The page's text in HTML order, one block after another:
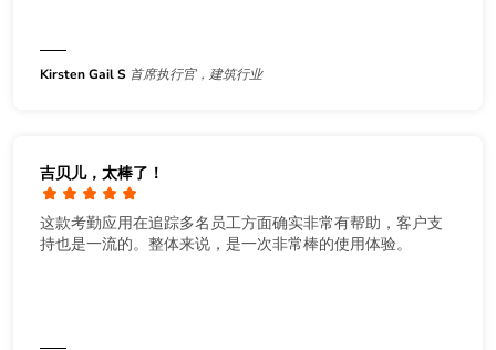
Kirsten Gail S 首席执行官，建筑行业
吉贝儿，太棒了！
这款考勤应用在追踪多名员工方面确实非常有帮助，客户支
持也是一流的。整体来说，是一次非常棒的使用体验。